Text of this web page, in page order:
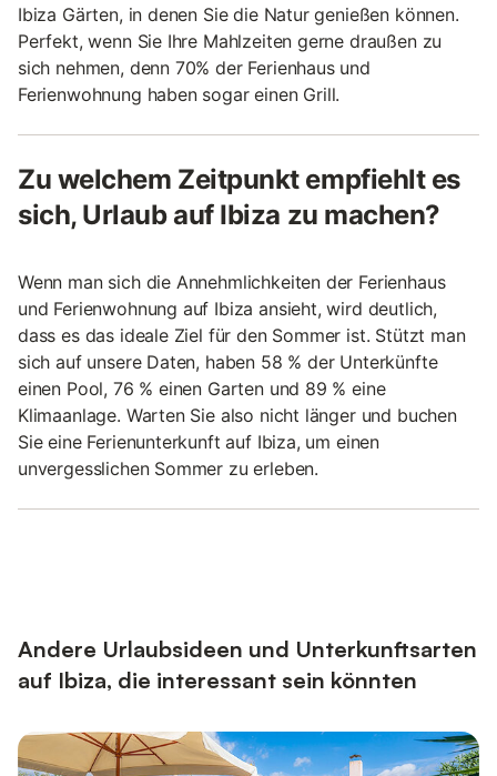
Ibiza Gärten, in denen Sie die Natur genießen können.
Perfekt, wenn Sie Ihre Mahlzeiten gerne draußen zu
sich nehmen, denn 70% der Ferienhaus und
Ferienwohnung haben sogar einen Grill.
Zu welchem Zeitpunkt empfiehlt es
sich, Urlaub auf Ibiza zu machen?
Wenn man sich die Annehmlichkeiten der Ferienhaus
und Ferienwohnung auf Ibiza ansieht, wird deutlich,
dass es das ideale Ziel für den Sommer ist. Stützt man
sich auf unsere Daten, haben 58 % der Unterkünfte
einen Pool, 76 % einen Garten und 89 % eine
Klimaanlage. Warten Sie also nicht länger und buchen
Sie eine Ferienunterkunft auf Ibiza, um einen
unvergesslichen Sommer zu erleben.
Andere Urlaubsideen und Unterkunftsarten
auf Ibiza, die interessant sein könnten